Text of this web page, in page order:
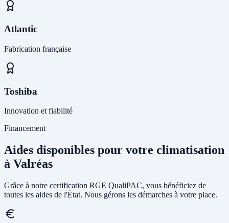
Atlantic
Fabrication française
Toshiba
Innovation et fiabilité
Financement
Aides disponibles pour votre climatisation
à Valréas
Grâce à notre certification RGE QualiPAC, vous bénéficiez de
toutes les aides de l'État. Nous gérons les démarches à votre place.